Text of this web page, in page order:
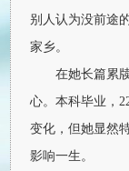
别人认为没前途
家乡。
在她长篇累
心。本科毕业，
变化，但她显然
影响一生。